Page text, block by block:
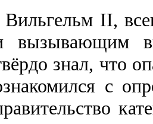
Вильгельм II,
вызывающим
знал, что
с